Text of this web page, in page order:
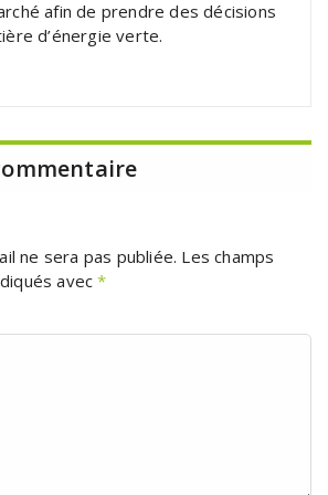
afin de prendre des décisions
d’énergie verte.
ne sera pas publiée. Les champs
avec*